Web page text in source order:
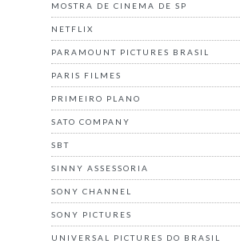
MOSTRA DE CINEMA DE SP
NETFLIX
PARAMOUNT PICTURES BRASIL
PARIS FILMES
PRIMEIRO PLANO
SATO COMPANY
SBT
SINNY ASSESSORIA
SONY CHANNEL
SONY PICTURES
UNIVERSAL PICTURES DO BRASIL